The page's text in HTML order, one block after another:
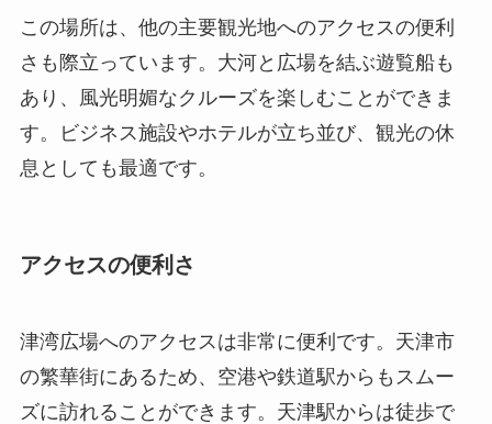
この場所は、他の主要観光地へのアクセスの便利
さも際立っています。大河と広場を結ぶ遊覧船も
あり、風光明媚なクルーズを楽しむことができま
す。ビジネス施設やホテルが立ち並び、観光の休
息としても最適です。
アクセスの便利さ
津湾広場へのアクセスは非常に便利です。天津市
の繁華街にあるため、空港や鉄道駅からもスムー
ズに訪れることができます。天津駅からは徒歩で